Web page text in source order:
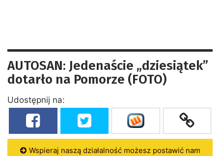
AUTOSAN: Jedenaście „dziesiątek”
dotarło na Pomorze (FOTO)
Udostępnij na:
Wspieraj naszą działalność możesz postawić nam